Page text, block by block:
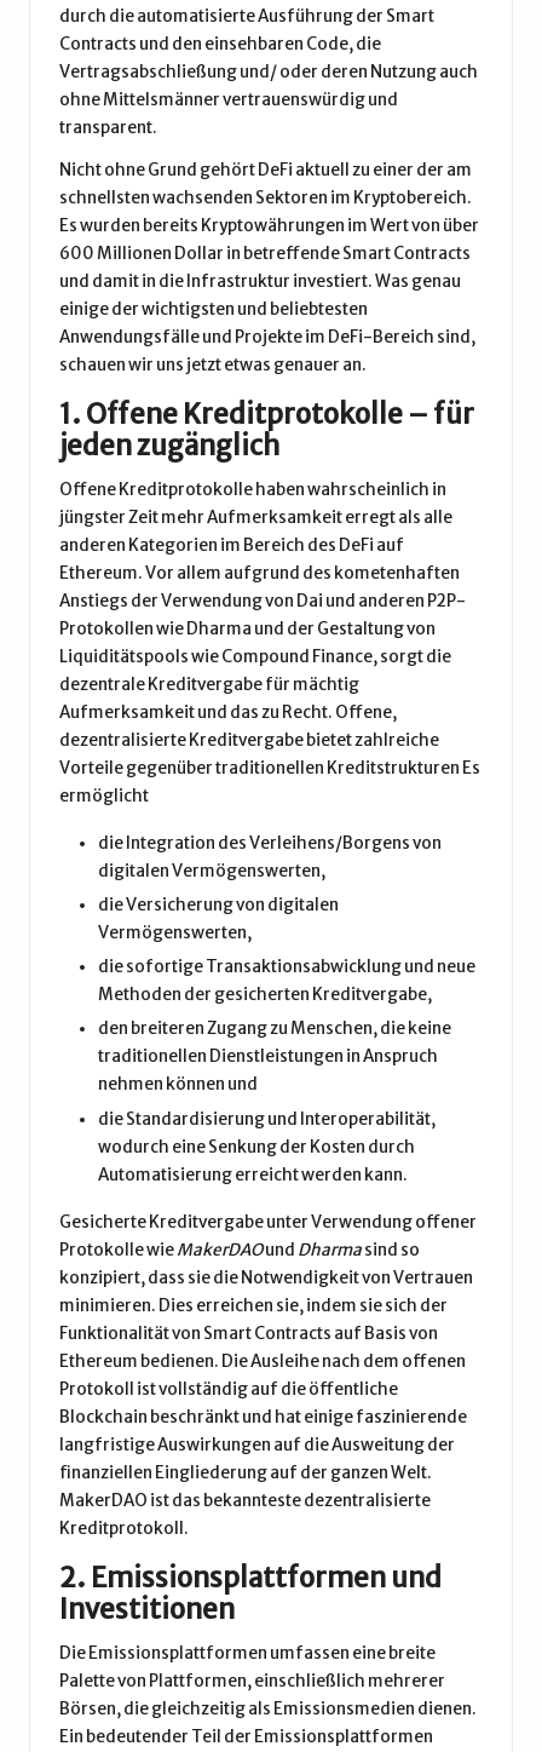
durch die automatisierte Ausführung der Smart
Contracts und den einsehbaren Code, die
Vertragsabschließung und/ oder deren Nutzung auch
ohne Mittelsmänner vertrauenswürdig und
transparent.
Nicht ohne Grund gehört DeFi aktuell zu einer der am
schnellsten wachsenden Sektoren im Kryptobereich.
Es wurden bereits Kryptowährungen im Wert von über
600 Millionen Dollar in betreffende Smart Contracts
und damit in die Infrastruktur investiert. Was genau
einige der wichtigsten und beliebtesten
Anwendungsfälle und Projekte im DeFi-Bereich sind,
schauen wir uns jetzt etwas genauer an.
1. Offene Kreditprotokolle – für
jeden zugänglich
Offene Kreditprotokolle haben wahrscheinlich in
jüngster Zeit mehr Aufmerksamkeit erregt als alle
anderen Kategorien im Bereich des DeFi auf
Ethereum. Vor allem aufgrund des kometenhaften
Anstiegs der Verwendung von Dai und anderen P2P-
Protokollen wie Dharma und der Gestaltung von
Liquiditätspools wie Compound Finance, sorgt die
dezentrale Kreditvergabe für mächtig
Aufmerksamkeit und das zu Recht. Offene,
dezentralisierte Kreditvergabe bietet zahlreiche
Vorteile gegenüber traditionellen Kreditstrukturen Es
ermöglicht
die Integration des Verleihens/Borgens von
digitalen Vermögenswerten,
die Versicherung von digitalen
Vermögenswerten,
die sofortige Transaktionsabwicklung und neue
Methoden der gesicherten Kreditvergabe,
den breiteren Zugang zu Menschen, die keine
traditionellen Dienstleistungen in Anspruch
nehmen können und
die Standardisierung und Interoperabilität,
wodurch eine Senkung der Kosten durch
Automatisierung erreicht werden kann.
Gesicherte Kreditvergabe unter Verwendung offener
Protokolle wieMakerDAOund Dharmasind so
konzipiert, dass sie die Notwendigkeit von Vertrauen
minimieren. Dies erreichen sie, indem sie sich der
Funktionalität von Smart Contracts auf Basis von
Ethereum bedienen. Die Ausleihe nach dem offenen
Protokoll ist vollständig auf die öffentliche
Blockchain beschränkt und hat einige faszinierende
langfristige Auswirkungen auf die Ausweitung der
finanziellen Eingliederung auf der ganzen Welt.
MakerDAO ist das bekannteste dezentralisierte
Kreditprotokoll.
2. Emissionsplattformen und
Investitionen
Die Emissionsplattformen umfassen eine breite
Palette von Plattformen, einschließlich mehrerer
Börsen, die gleichzeitig als Emissionsmedien dienen.
Ein bedeutender Teil der Emissionsplattformen